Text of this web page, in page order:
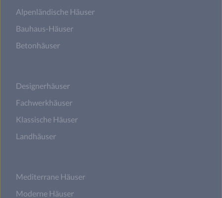
Alpenländische Häuser
Bauhaus-Häuser
Betonhäuser
Designerhäuser
Fachwerkhäuser
Klassische Häuser
Landhäuser
Mediterrane Häuser
Moderne Häuser